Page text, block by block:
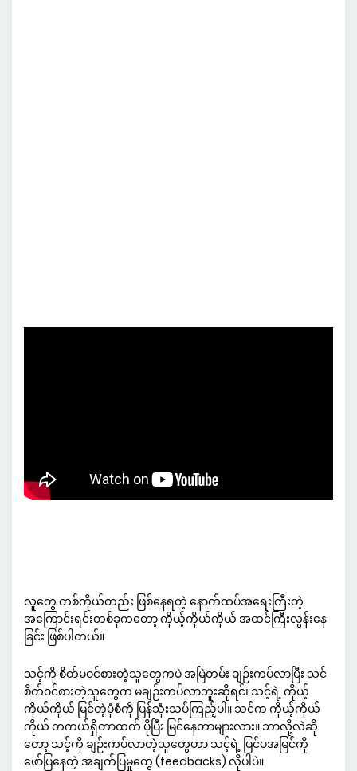
လူတွေ တစ်ကိုယ်တည်း ဖြစ်နေရတဲ့ နောက်ထပ်အရေးကြီးတဲ့
အကြောင်းရင်းတစ်ခုကတော့ ကိုယ့်ကိုယ်ကိုယ် အထင်ကြီးလွန်းနေ
ခြင်း ဖြစ်ပါတယ်။
သင့်ကို စိတ်မဝင်စားတဲ့သူတွေကပဲ အမြဲတမ်း ချဉ်းကပ်လာပြီး သင်
စိတ်ဝင်စားတဲ့သူတွေက မချဉ်းကပ်လာဘူးဆိုရင်၊ သင့်ရဲ့ ကိုယ့်
ကိုယ်ကိုယ် မြင်တဲ့ပုံစံကို ပြန်သုံးသပ်ကြည့်ပါ။ သင်က ကိုယ့်ကိုယ်
ကိုယ် တကယ်ရှိတာထက် ပိုပြီး မြင်နေတာများလား။ ဘာလို့လဲဆို
တော့ သင့်ကို ချဉ်းကပ်လာတဲ့သူတွေဟာ သင့်ရဲ့ ပြင်ပအမြင်ကို
ဖော်ပြနေတဲ့ အချက်ပြမှုတွေ (feedbacks) လိုပါပဲ။